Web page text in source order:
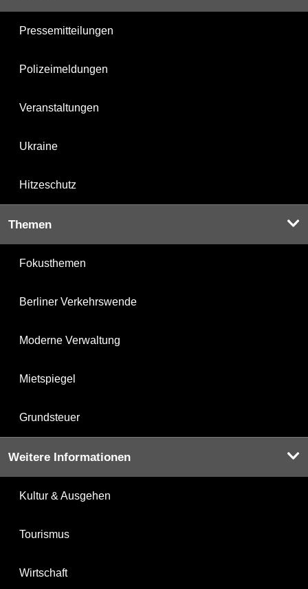
Pressemitteilungen
Polizeimeldungen
Veranstaltungen
Ukraine
Hitzeschutz
Themen
Fokusthemen
Berliner Verkehrswende
Moderne Verwaltung
Mietspiegel
Grundsteuer
Weitere Informationen
Kultur & Ausgehen
Tourismus
Wirtschaft